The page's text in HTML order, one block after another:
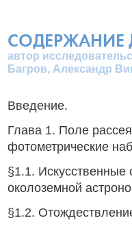
СОДЕРЖАНИЕ
автор
Багров, Александр
Введение.
Глава 1. Поле
фотометрические
§1.1. Искусственные
околоземной
§1.2.